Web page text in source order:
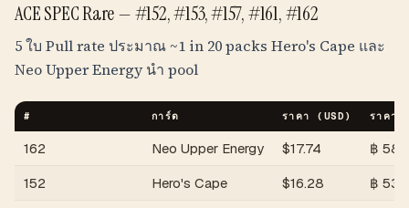
ACE SPEC Rare — #152, #153, #157, #161, #162
5 ใบ Pull rate ประมาณ ~1 in 20 packs Hero's Cape และ
Neo Upper Energy นำ pool
# การ์ด ราคา (USD) ราคา
162 Neo Upper Energy $17.74 ฿ 585
152
Hero's Cape $16.28 ฿ 537